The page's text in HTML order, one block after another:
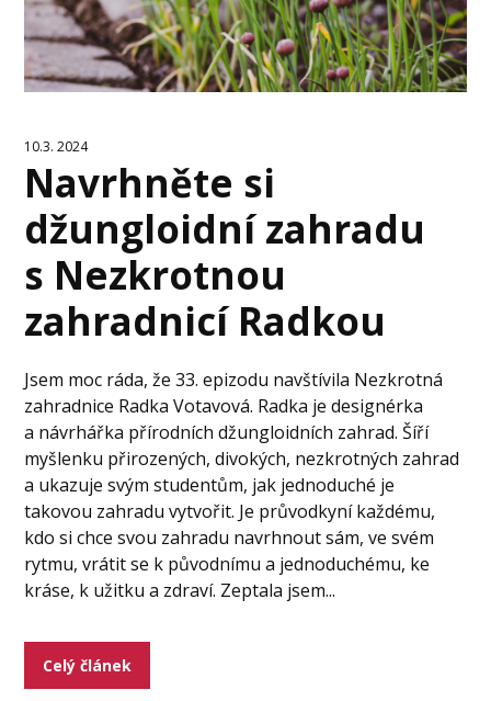
10.3. 2024
Navrhněte si
džungloidní zahradu
s Nezkrotnou
zahradnicí Radkou
Jsem moc ráda, že 33. epizodu navštívila Nezkrotná
zahradnice Radka Votavová. Radka je designérka
a návrhářka přírodních džungloidních zahrad. Šíří
myšlenku přirozených, divokých, nezkrotných zahrad
a ukazuje svým studentům, jak jednoduché je
takovou zahradu vytvořit. Je průvodkyní každému,
kdo si chce svou zahradu navrhnout sám, ve svém
rytmu, vrátit se k původnímu a jednoduchému, ke
kráse, k užitku a zdraví. Zeptala jsem...
Celý článek